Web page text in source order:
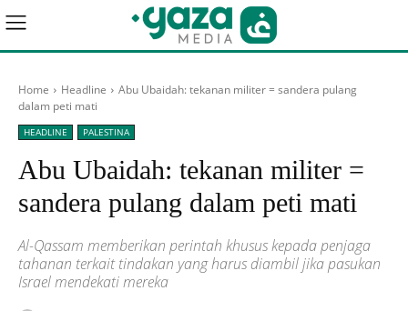
Home Headline
Abu Ubaidah: tekanan militer = sandera pulang
dalam peti mati
HEADLINE PALESTINA
Abu Ubaidah: tekanan militer =
sandera pulang dalam peti mati
Al-Qassam memberikan perintah khusus kepada penjaga
tahanan terkait tindakan yang harus diambil jika pasukan
Israel mendekati mereka